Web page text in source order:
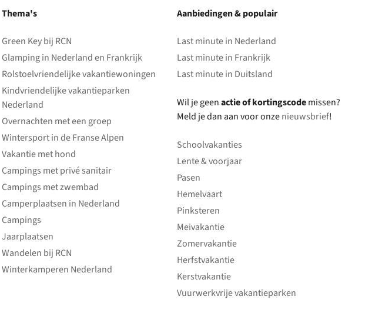
Thema's
Green Key bij RCN
Glamping in Nederland en Frankrijk
Rolstoelvriendelijke vakantiewoningen
Kindvriendelijke vakantieparken
Nederland
Overnachten met een groep
Wintersport in de Franse Alpen
Vakantie met hond
Campings met privé sanitair
Campings met zwembad
Camperplaatsen in Nederland
Campings
Jaarplaatsen
Wandelen bij RCN
Winterkamperen Nederland
Aanbiedingen & populair
Last minute in Nederland
Last minute in Frankrijk
Last minute in Duitsland
Wil je geenactie of kortingscodemissen?
Meld je dan aan voor onzenieuwsbrief!
Schoolvakanties
Lente & voorjaar
Pasen
Hemelvaart
Pinksteren
Meivakantie
Zomervakantie
Herfstvakantie
Kerstvakantie
Vuurwerkvrije vakantieparken